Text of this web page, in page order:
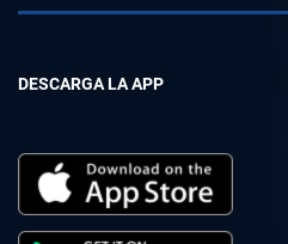
DESCARGA LA APP